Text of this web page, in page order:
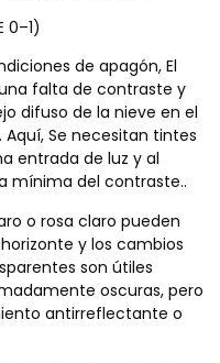
0–1)
de apagón, El
falta de contraste y
difuso de la nieve en el
Se necesitan tintes
entrada de luz y al
mínima del contraste..
o rosa claro pueden
y los cambios
son útiles
oscuras, pero
antirreflectante o